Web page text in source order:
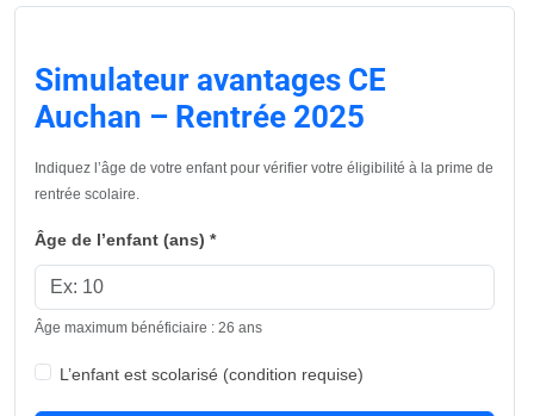
Simulateur avantages CE
Auchan – Rentrée 2025
Indiquez l’âge de votre enfant pour vérifier votre éligibilité à la prime de
rentrée scolaire.
Âge de l’enfant (ans) *
Âge maximum bénéficiaire : 26 ans
L’enfant est scolarisé (condition requise)